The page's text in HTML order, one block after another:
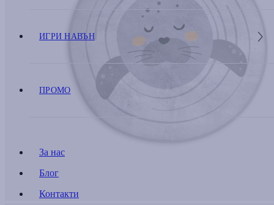
ИГРИ НАВЪН
ПРОМО
За нас
Блог
Контакти